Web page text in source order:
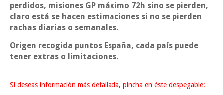
perdidos, misiones GP máximo 72h sino se pierden,
claro está se hacen estimaciones si no se pierden
rachas diarias o semanales.
Origen recogida puntos España, cada país puede
tener extras o limitaciones.
Si deseas información más detallada, pincha en éste despegable: